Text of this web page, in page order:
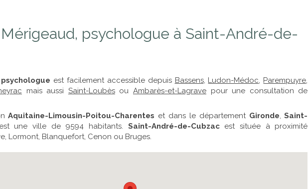
psychologue à Saint-André-de-
psychologue est facilement accessible depuis Bassens, Ludon-Médoc, Parempuyre,
mais aussi Saint-Loubèsou Ambarès-et-Lagrave pour une consultation de
Aquitaine-Limousin-Poitou-Charentes et dans le département Gironde,Saint-
une ville de 9594 habitants. Saint-André-de-Cubzacest située à proximité
Lormont, Blanquefort, Cenon ou Bruges.